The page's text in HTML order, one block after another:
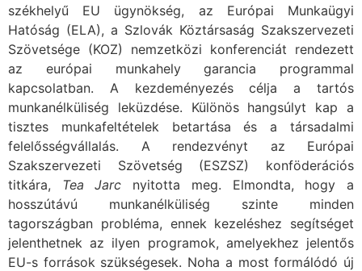
székhelyű EU ügynökség, az Európai Munkaügyi
Hatóság (ELA), a Szlovák Köztársaság Szakszervezeti
Szövetsége (KOZ) nemzetközi konferenciát rendezett
az európai munkahely garancia programmal
kapcsolatban. A kezdeményezés célja a tartós
munkanélküliség leküzdése. Különös hangsúlyt kap a
tisztes munkafeltételek betartása és a társadalmi
felelősségvállalás. A rendezvényt az Európai
Szakszervezeti Szövetség (ESZSZ) konföderációs
titkára, Tea Jarc nyitotta meg. Elmondta, hogy a
hosszútávú munkanélküliség szinte minden
tagországban probléma, ennek kezeléshez segítséget
jelenthetnek az ilyen programok, amelyekhez jelentős
EU-s források szükségesek. Noha a most formálódó új